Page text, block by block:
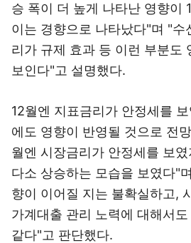
승 폭이 더 높게 나타난 영향이
이는 경향으로 나타났다"며 "수
리가 규제 효과 등 이런 부분도
보인다"고 설명했다.
12월엔 지표금리가 안정세를
에도 영향이 반영될 것으로 전
월엔 시장금리가 안정세를 보
다소 상승하는 모습을 보였다"
향이 이어질 지는 불확실하고,
가계대출 관리 노력에 대해서
같다"고 판단했다.